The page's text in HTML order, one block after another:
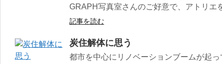
GRAPH写真室さんのご好意で、アトリエ
記事を読む
炭住解体に思う
都市を中心にリノベーションブームが起